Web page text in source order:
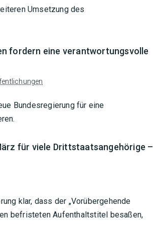
Umsetzung des
fordern eine verantwortungsvolle
Bundesregierung für eine
für viele Drittstaatsangehörige –
klar, dass der „Vorübergehende
befristeten Aufenthaltstitel besaßen,